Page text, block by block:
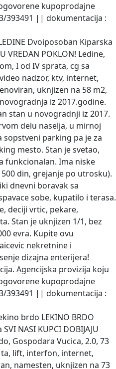
kupoprodajne
393491 || dokumentacija :
Dvoiposoban Kiparska
VREDAN POKLON! Ledine,
I od IV sprata, cg sa
nadzor, ktv, internet,
uknjizen na 58 m2,
iz 2017.godine.
stan u novogradnji iz 2017.
delu naselja, u mirnoj
sopstveni parking pa je za
mesto. Stan je svetao,
funkcionalan. Ima niske
din, grejanje po utrosku).
dnevni boravak sa
sobe, kupatilo i terasa.
deciji vrtic, pekare,
Stan je uknjizen 1/1, bez
evra. Kupite ovu
nekretnine i
dizajna enterijera!
Agencijska provizija koju
kupoprodajne
393491 || dokumentacija :
brdo LEKINO BRDO
SVI NASI KUPCI DOBIJAJU
Gospodara Vucica, 2.0, 73
ta, lift, interfon, internet,
namesten, uknjizen na 73